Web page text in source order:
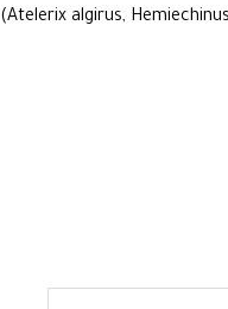
(Atelerix algirus,